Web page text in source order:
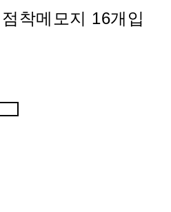
착메모지 16개입